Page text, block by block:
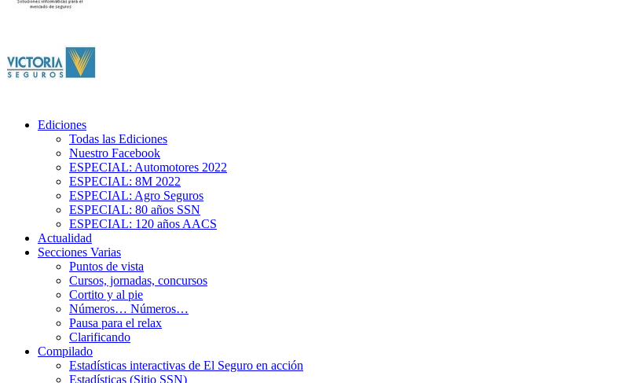
Ediciones
Todas las Ediciones
Nuestro Facebook
ESPECIAL: Automotores 2022
ESPECIAL: 8M 2022
ESPECIAL: Agro Seguros
ESPECIAL: 80 años SSN
ESPECIAL: 120 años AACS
Actualidad
Secciones Varias
Puntos de vista
Cursos, jornadas, concursos
Cortito y al pie
Números… Números…
Pausa para el relax
Clarificando
Compilado
Estadísticas interactivas de El Seguro en acción
Estadísticas (Sitio SSN)